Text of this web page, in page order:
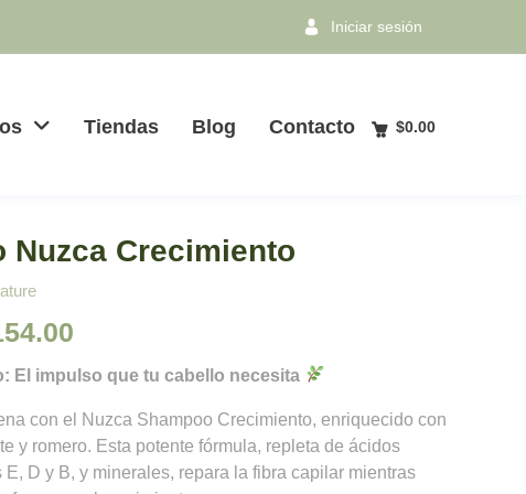
Iniciar sesión
Tiendas Blog Contacto $0.00
Nuzca Crecimiento
precio
actual
es:
El impulso que tu cabello necesita
con el Nuzca Shampoo Crecimiento, enriquecido con
y romero. Esta potente fórmula, repleta de ácidos
E, D y B, y minerales, repara la fibra capilar mientras